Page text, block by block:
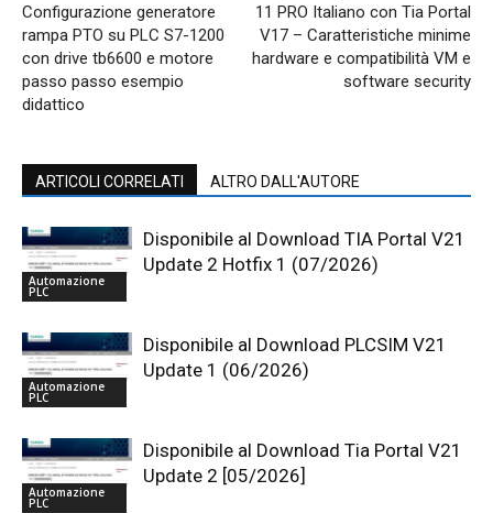
Configurazione generatore
rampa PTO su PLC S7-1200
con drive tb6600 e motore
passo passo esempio
didattico
11 PRO Italiano con Tia Portal
V17 – Caratteristiche minime
hardware e compatibilità VM e
software security
ARTICOLI CORRELATI ALTRO DALL'AUTORE
Automazione
PLC
Disponibile al Download TIA Portal V21
Update 2 Hotfix 1 (07/2026)
Automazione
PLC
Disponibile al Download PLCSIM V21
Update 1 (06/2026)
Automazione
PLC
Disponibile al Download Tia Portal V21
Update 2 [05/2026]